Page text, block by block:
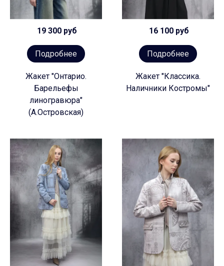
19 300 руб
Подробнее
Жакет "Онтарио.
Барельефы
линогравюра"
(А.Островская)
16 100 руб
Подробнее
Жакет "Классика.
Наличники Костромы"